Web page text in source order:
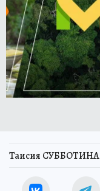
Таисия СУББОТИНА